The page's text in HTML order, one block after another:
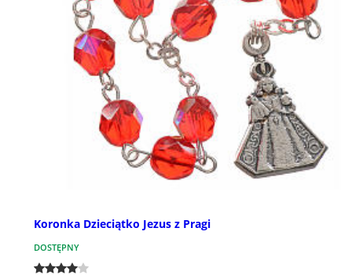
Koronka Dzieciątko Jezus z Pragi
DOSTĘPNY